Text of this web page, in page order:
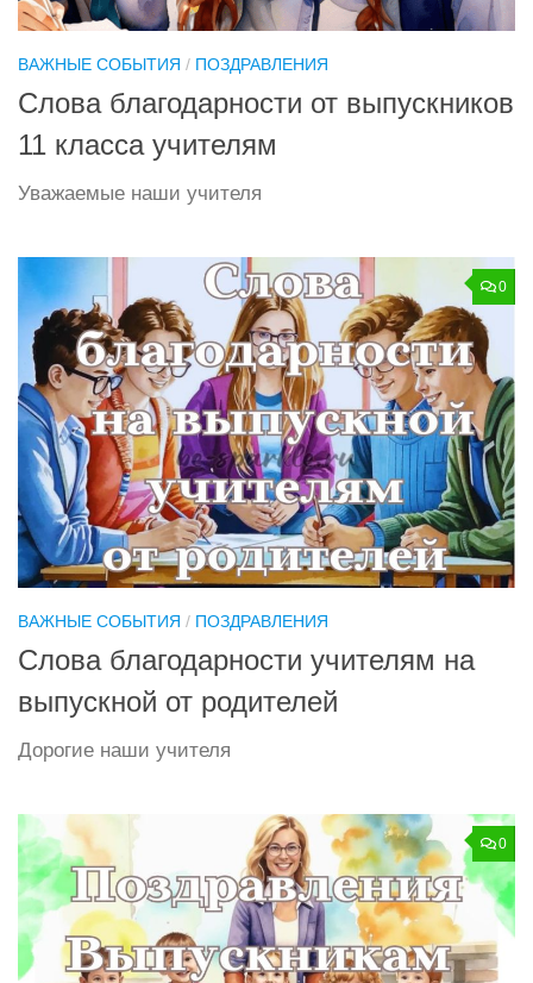
ВАЖНЫЕ СОБЫТИЯ / ПОЗДРАВЛЕНИЯ
Слова благодарности от выпускников
11 класса учителям
Уважаемые наши учителя
0
ВАЖНЫЕ СОБЫТИЯ / ПОЗДРАВЛЕНИЯ
Слова благодарности учителям на
выпускной от родителей
Дорогие наши учителя
0